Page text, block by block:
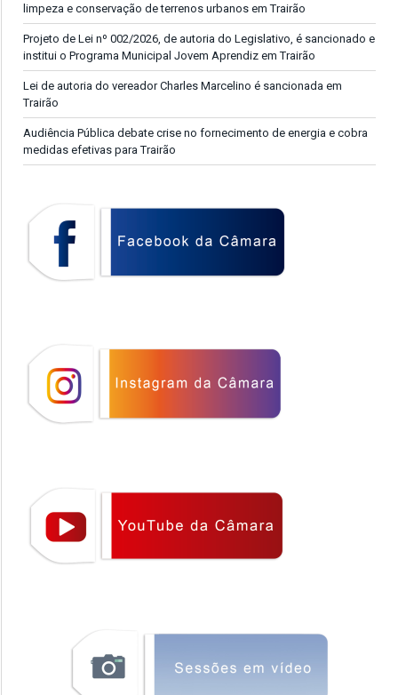
limpeza e conservação de terrenos urbanos em Trairão
Projeto de Lei nº 002/2026, de autoria do Legislativo, é sancionado e
institui o Programa Municipal Jovem Aprendiz em Trairão
Lei de autoria do vereador Charles Marcelino é sancionada em
Trairão
Audiência Pública debate crise no fornecimento de energia e cobra
medidas efetivas para Trairão